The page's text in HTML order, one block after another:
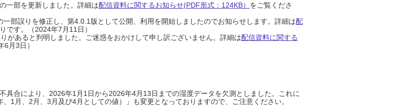
一部を更新しました。詳細は配信資料に関するお知らせ(PDF形式：124KB） をご覧くださ
部誤りを修正し、第4.0.1版として公開、利用を開始しましたのでお知らせします。詳細は配
です。（2024年7月11日）
があると判明しました。ご迷惑をおかけして申し訳ございません。詳細は配信資料に関する
月3日）
具合により、2026年1月1日から2026年4月13日までの湿度データを欠測としました。これに
1月、2月、3月及び4月としての値）」も変更となっておりますので、ご注意ください。